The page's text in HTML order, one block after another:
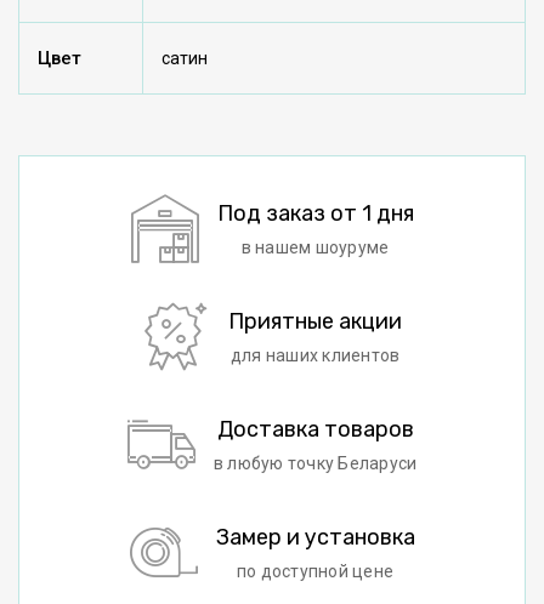
Цвет сатин
Под заказ от 1 дня
в нашем шоуруме
Приятные акции
для наших клиентов
Доставка товаров
в любую точку Беларуси
Замер и установка
по доступной цене